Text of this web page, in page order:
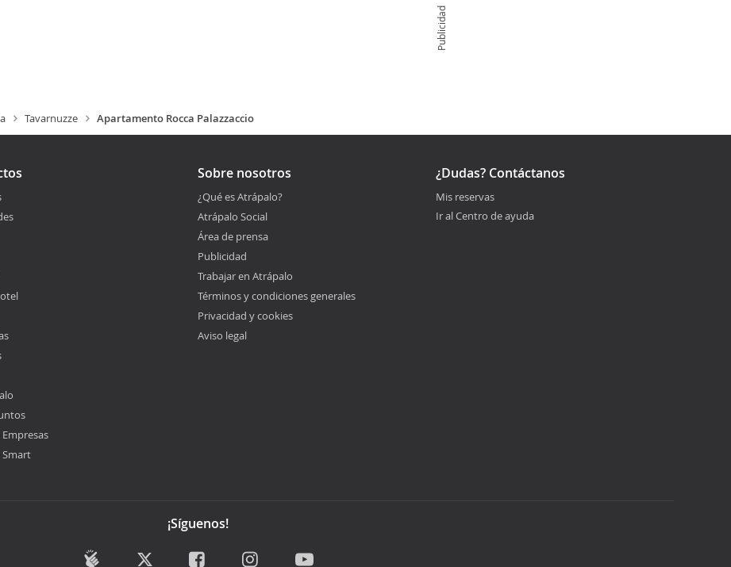
Publicidad
Tavarnuzze Apartamento Rocca Palazzaccio
Sobre nosotros
¿Qué es Atrápalo?
Atrápalo Social
Área de prensa
Publicidad
Trabajar en Atrápalo
Términos y condiciones generales
Privacidad y cookies
Aviso legal
¿Dudas? Contáctanos
Mis reservas
Ir al Centro de ayuda
¡Síguenos!